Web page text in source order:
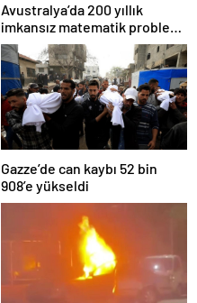
Avustralya’da 200 yıllık
imkansız matematik problemi
çözüldü
Gazze’de can kaybı 52 bin
908’e yükseldi